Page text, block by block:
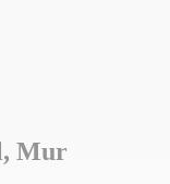
Mur